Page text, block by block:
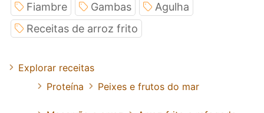
Fiambre
Gambas
Agulha
Receitas de arroz frito
Explorar receitas
Proteína
Peixes e frutos do mar